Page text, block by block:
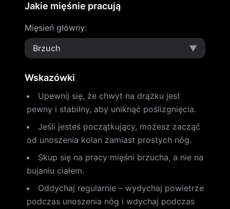
Jakie mięśnie pracują
Mięsień główny:
Brzuch
▼
Wskazówki
Upewnij się, że chwyt na drążku jest
pewny i stabilny, aby uniknąć poślizgnięcia.
Jeśli jesteś początkujący, możesz zacząć
od unoszenia kolan zamiast prostych nóg.
Skup się na pracy mięśni brzucha, a nie na
bujaniu ciałem.
Oddychaj regularnie – wydychaj powietrze
podczas unoszenia nóg i wdychaj podczas